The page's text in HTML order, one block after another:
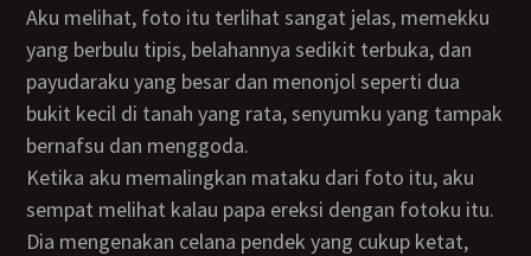
Aku melihat, foto itu terlihat sangat jelas, memekku
yang berbulu tipis, belahannya sedikit terbuka, dan
payudaraku yang besar dan menonjol seperti dua
bukit kecil di tanah yang rata, senyumku yang tampak
bernafsu dan menggoda.
Ketika aku memalingkan mataku dari foto itu, aku
sempat melihat kalau papa ereksi dengan fotoku itu.
Dia mengenakan celana pendek yang cukup ketat,